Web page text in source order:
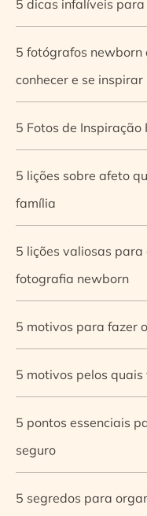
5 dicas infalíveis
5 fotógrafos newborn
conhecer e se inspirar
5 Fotos de Inspiração
5 lições sobre afeto
família
5 lições valiosas para
fotografia newborn
5 motivos para fazer
5 motivos pelos
5 pontos essenciais
seguro
5 segredos para